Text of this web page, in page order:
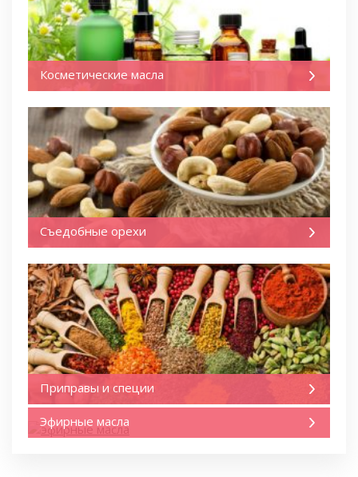
Косметические масла
Съедобные орехи
Приправы и специи
Эфирные масла